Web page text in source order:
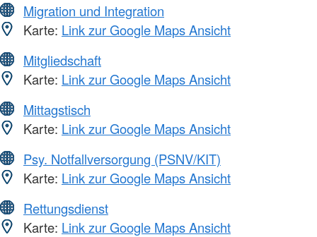
Migration und Integration
Karte: Link zur Google Maps Ansicht
Mitgliedschaft
Karte: Link zur Google Maps Ansicht
Mittagstisch
Karte: Link zur Google Maps Ansicht
Psy. Notfallversorgung (PSNV/KIT)
Karte: Link zur Google Maps Ansicht
Rettungsdienst
Karte: Link zur Google Maps Ansicht